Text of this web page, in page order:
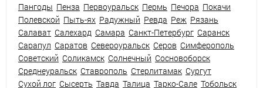
Пангоды Пенза Первоуральск Пермь Печора Покачи
Полевской Пыть-ях Радужный Ревда Реж Рязань
Салават Салехард Самара Санкт-Петербург Саранск
Сарапул Саратов Североуральск Серов Симферополь
Советский Соликамск Солнечный Сосновоборск
Среднеуральск Ставрополь Стерлитамак Сургут
Сухой лог Сысерть Тавда Талица Тарко-Сале Тобольск